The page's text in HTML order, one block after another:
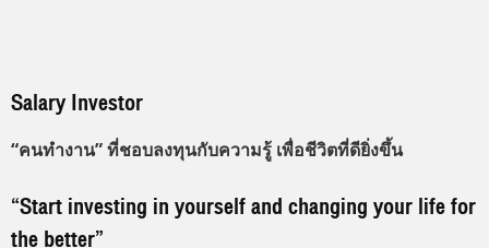
Salary Investor
“คนทำงาน” ที่ชอบลงทุนกับความรู้ เพื่อชีวิตที่ดียิ่งขึ้น
“Start investing in yourself and changing your life for
the better”